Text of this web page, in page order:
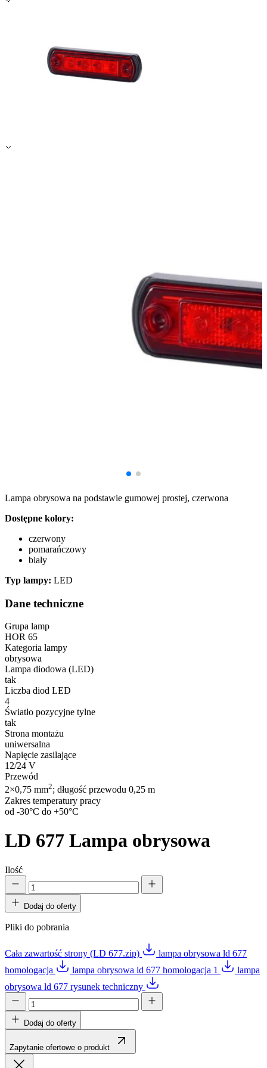
Lampa obrysowa na podstawie gumowej prostej, czerwona
Dostępne kolory:
czerwony
pomarańczowy
biały
Typ lampy: LED
Dane techniczne
Grupa lamp
HOR 65
Kategoria lampy
obrysowa
Lampa diodowa (LED)
tak
Liczba diod LED
4
Światło pozycyjne tylne
tak
Strona montażu
uniwersalna
Napięcie zasilające
12/24 V
Przewód
2×0,75 mm2; długość przewodu 0,25 m
Zakres temperatury pracy
od -30°C do +50°C
LD 677 Lampa obrysowa
Ilość
Dodaj do oferty
Pliki do pobrania
Cała zawartość strony (LD 677.zip)
lampa obrysowa ld 677
homologacja
lampa obrysowa ld 677 homologacja 1
lampa
obrysowa ld 677 rysunek techniczny
Dodaj do oferty
Zapytanie ofertowe o produkt